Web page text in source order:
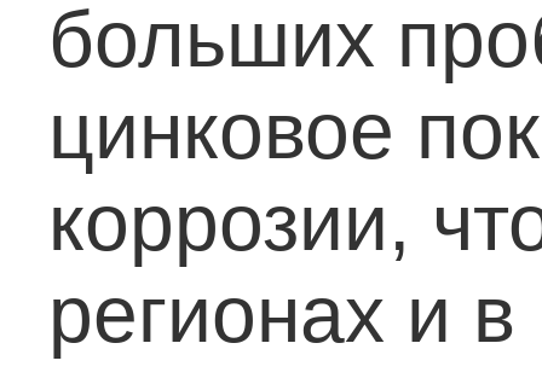
больших
цинковое
коррозии,
регионах и